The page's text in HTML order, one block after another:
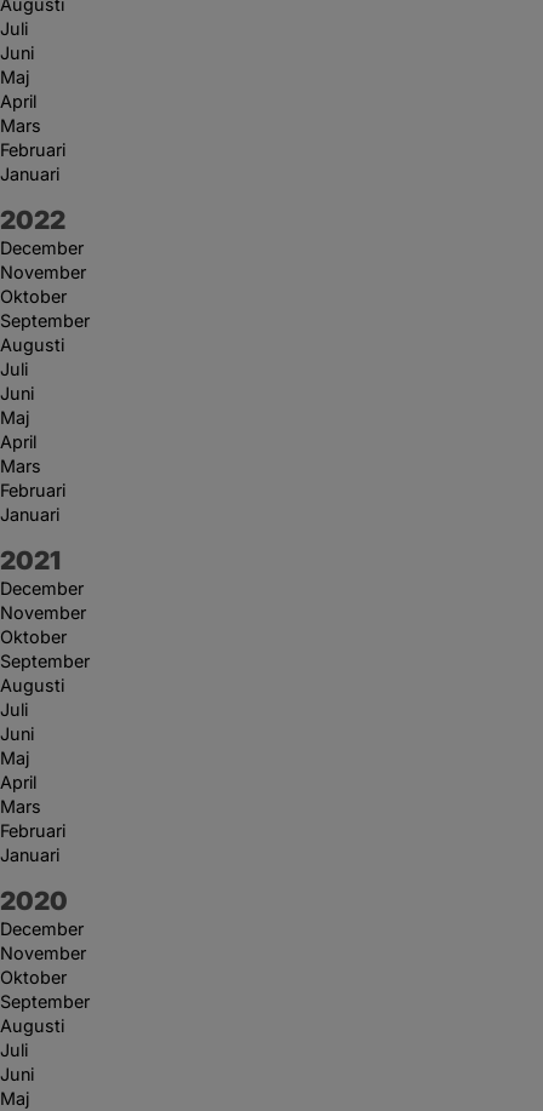
Augusti
Juli
Juni
Maj
April
Mars
Februari
Januari
År:
2022
December
November
Oktober
September
Augusti
Juli
Juni
Maj
April
Mars
Februari
Januari
År:
2021
December
November
Oktober
September
Augusti
Juli
Juni
Maj
April
Mars
Februari
Januari
År:
2020
December
November
Oktober
September
Augusti
Juli
Juni
Maj